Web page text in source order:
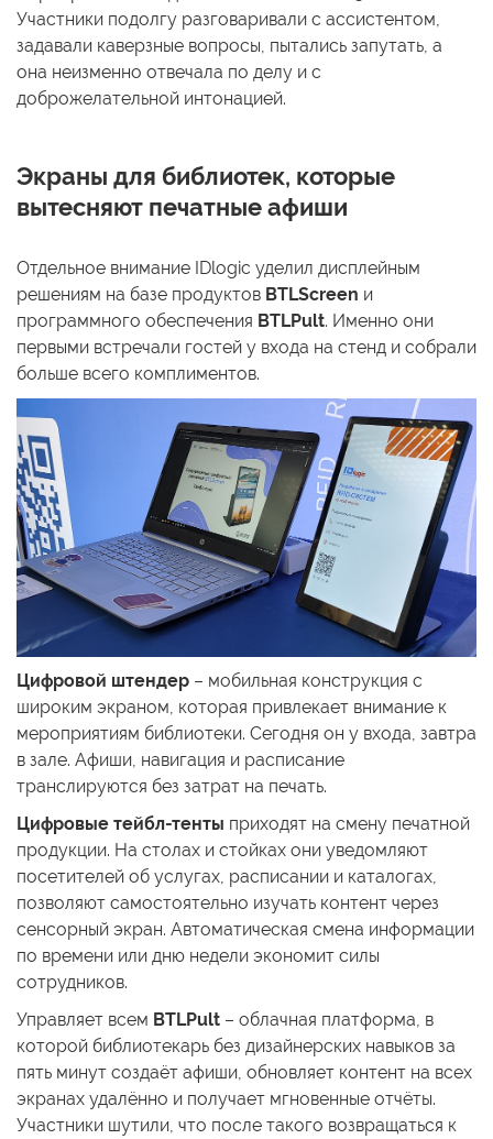
Участники подолгу разговаривали с ассистентом,
задавали каверзные вопросы, пытались запутать, а
она неизменно отвечала по делу и с
доброжелательной интонацией.
Экраны для библиотек, которые
вытесняют печатные афиши
Отдельное внимание IDlogic уделил дисплейным
решениям на базе продуктов BTLScreen и
программного обеспечения BTLPult. Именно они
первыми встречали гостей у входа на стенд и собрали
больше всего комплиментов.
Цифровой штендер – мобильная конструкция с
широким экраном, которая привлекает внимание к
мероприятиям библиотеки. Сегодня он у входа, завтра
в зале. Афиши, навигация и расписание
транслируются без затрат на печать.
Цифровые тейбл-тенты приходят на смену печатной
продукции. На столах и стойках они уведомляют
посетителей об услугах, расписании и каталогах,
позволяют самостоятельно изучать контент через
сенсорный экран. Автоматическая смена информации
по времени или дню недели экономит силы
сотрудников.
Управляет всем BTLPult – облачная платформа, в
которой библиотекарь без дизайнерских навыков за
пять минут создаёт афиши, обновляет контент на всех
экранах удалённо и получает мгновенные отчёты.
Участники шутили, что после такого возвращаться к